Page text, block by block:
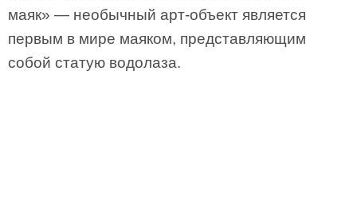
маяк» — необычный арт-объект является
первым в мире маяком, представляющим
собой статую водолаза.